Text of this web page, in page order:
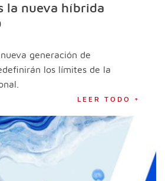
la nueva híbrida
generación de
los límites de la
LEER TODO +